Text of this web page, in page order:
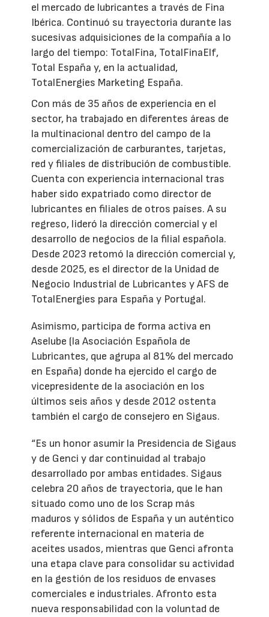
el mercado de lubricantes a través de Fina
Ibérica. Continuó su trayectoria durante las
sucesivas adquisiciones de la compañía a lo
largo del tiempo: TotalFina, TotalFinaElf,
Total España y, en la actualidad,
TotalEnergies Marketing España.
Con más de 35 años de experiencia en el
sector, ha trabajado en diferentes áreas de
la multinacional dentro del campo de la
comercialización de carburantes, tarjetas,
red y filiales de distribución de combustible.
Cuenta con experiencia internacional tras
haber sido expatriado como director de
lubricantes en filiales de otros países. A su
regreso, lideró la dirección comercial y el
desarrollo de negocios de la filial española.
Desde 2023 retomó la dirección comercial y,
desde 2025, es el director de la Unidad de
Negocio Industrial de Lubricantes y AFS de
TotalEnergies para España y Portugal.
Asimismo, participa de forma activa en
Aselube (la Asociación Española de
Lubricantes, que agrupa al 81% del mercado
en España) donde ha ejercido el cargo de
vicepresidente de la asociación en los
últimos seis años y desde 2012 ostenta
también el cargo de consejero en Sigaus.
“Es un honor asumir la Presidencia de Sigaus
y de Genci y dar continuidad al trabajo
desarrollado por ambas entidades. Sigaus
celebra 20 años de trayectoria, que le han
situado como uno de los Scrap más
maduros y sólidos de España y un auténtico
referente internacional en materia de
aceites usados, mientras que Genci afronta
una etapa clave para consolidar su actividad
en la gestión de los residuos de envases
comerciales e industriales. Afronto esta
nueva responsabilidad con la voluntad de